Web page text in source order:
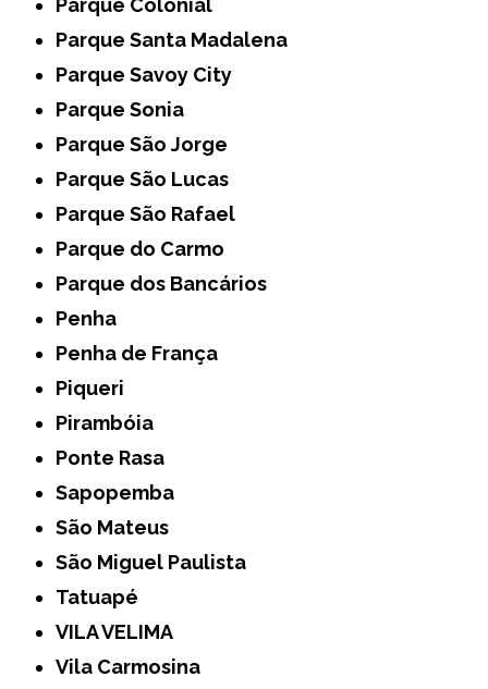
Parque Colonial
Parque Santa Madalena
Parque Savoy City
Parque Sonia
Parque São Jorge
Parque São Lucas
Parque São Rafael
Parque do Carmo
Parque dos Bancários
Penha
Penha de França
Piqueri
Pirambóia
Ponte Rasa
Sapopemba
São Mateus
São Miguel Paulista
Tatuapé
VILA VELIMA
Vila Carmosina